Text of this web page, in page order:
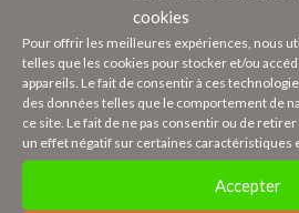
cookies
Pour offrir les meilleures expériences, nous
telles que les cookies pour stocker et/ou
appareils. Le fait de consentir à ces
des données telles que le comportement de
ce site. Le fait de ne pas consentir ou de
un effet négatif sur certaines caractéristiques
Accepter
forge en une
commandes. Très
clients ont
qualité et la
livraison de
Surtout dans
nous avons